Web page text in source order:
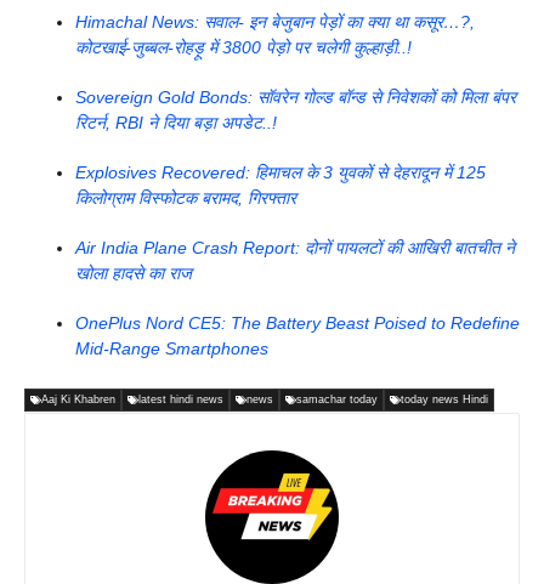
Himachal News: सवाल- इन बेजुबान पेड़ों का क्या था कसूर…?,
कोटखाई-जुब्बल-रोहड़ू में 3800 पेड़ो पर चलेगी कुल्हाड़ी..!
Sovereign Gold Bonds: सॉवरेन गोल्ड बॉन्ड से निवेशकों को मिला बंपर
रिटर्न, RBI ने दिया बड़ा अपडेट..!
Explosives Recovered: हिमाचल के 3 युवकों से देहरादून में 125
किलोग्राम विस्फोटक बरामद, गिरफ्तार
Air India Plane Crash Report: दोनों पायलटों की आखिरी बातचीत ने
खोला हादसे का राज
OnePlus Nord CE5: The Battery Beast Poised to Redefine
Mid-Range Smartphones
Aaj Ki Khabren latest hindi news news samachar today today news Hindi